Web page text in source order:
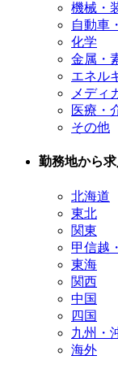
機械・
自動車
化学
金属・
エネル
メディ
医療・
その他
勤務地から
北海道
東北
関東
甲信越
東海
関西
中国
四国
九州・
海外